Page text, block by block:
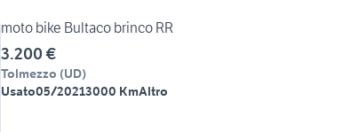
moto bike Bultaco brinco RR
3.200 €
Tolmezzo (UD)
Usato05/20213000 KmAltro